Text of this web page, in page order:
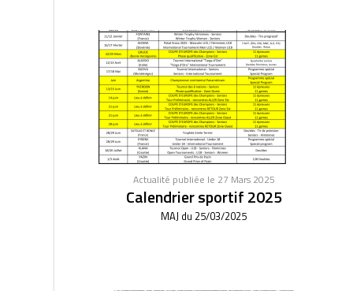
Actualité publiée le 27 Mars 2025
Calendrier sportif 2025
MAJ du 25/03/2025